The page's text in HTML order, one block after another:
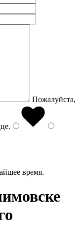
Пожалуйста,
.
время.